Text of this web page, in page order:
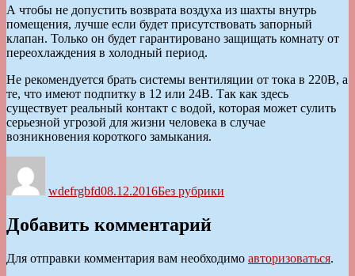
А чтобы не допустить возврата воздуха из шахты внутрь
помещения, лучше если будет присутствовать запорный
клапан. Только он будет гарантировано защищать комнату от
переохлаждения в холодный период.
Не рекомендуется брать системы вентиляции от тока в 220В, а
те, что имеют подпитку в 12 или 24В. Так как здесь
существует реальный контакт с водой, которая может сулить
серьезной угрозой для жизни человека в случае
возникновения короткого замыкания.
wdefrgbfd08.12.2016Без рубрики
Добавить комментарий
Для отправки комментария вам необходимо авторизоваться.